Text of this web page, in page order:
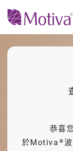
詢
恭喜
於Motiva ®